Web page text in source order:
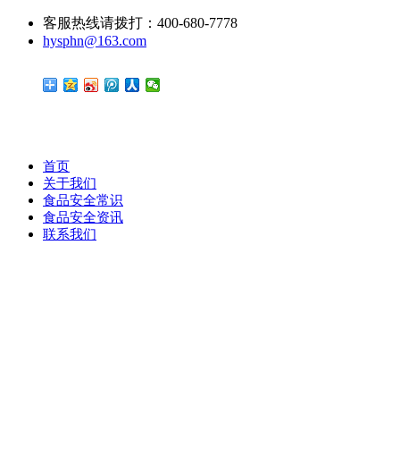
客服热线请拨打：400-680-7778
hysphn@163.com
首页
关于我们
食品安全常识
食品安全资讯
联系我们